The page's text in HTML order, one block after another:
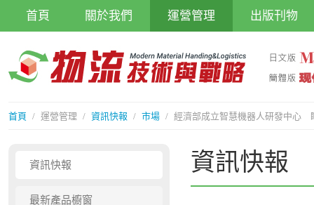
首頁 關於我們 運營管理 出版刊物
首頁 / 運營管理 / 資訊快報 / 市場 / 經濟部成立智慧機器人研發中心
資訊快報
最新產品櫥窗
資訊快報